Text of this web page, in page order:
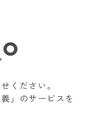
ください。
」のサービスを